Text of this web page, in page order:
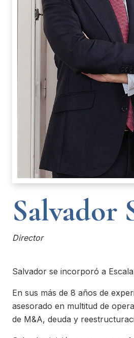
Salvador
Director
Salvador se incorporó a
En sus más de 8 años de
asesorado en multitud de
de M&A, deuda y